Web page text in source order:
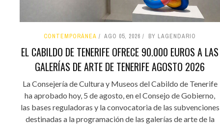
CONTEMPORÁNEA AGO 05, 2026 BY LAGENDARIO
EL CABILDO DE TENERIFE OFRECE 90.000 EUROS A LAS
GALERÍAS DE ARTE DE TENERIFE AGOSTO 2026
La Consejería de Cultura y Museos del Cabildo de Tenerife
ha aprobado hoy, 5 de agosto, en el Consejo de Gobierno,
las bases reguladoras y la convocatoria de las subvenciones
destinadas a la programación de las galerías de arte de la